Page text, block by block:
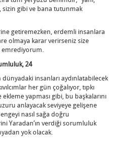
gibi ve bana tutunmak
getiremezken, erdemli insanlara
olmaya karar verirseniz size
emrediyorum.
24
dünyadaki insanları aydınlatabilecek
her gün çoğalıyor, tıpkı
yapması gibi, bu başkalarını
anlayacak seviyeye gelişene
nasıl sağa doğru
Yaradan’ın verdiği sorumluluk
yok olacak.